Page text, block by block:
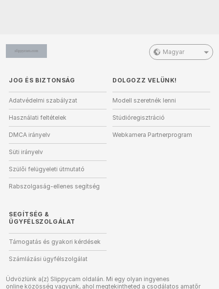
Magyar
JOG ÉS BIZTONSÁG
Adatvédelmi szabályzat
Használati feltételek
DMCA irányelv
Süti irányelv
Szülői felügyeleti útmutató
Rabszolgaság-ellenes segítség
DOLGOZZ VELÜNK!
Modell szeretnék lenni
Stúdióregisztráció
Webkamera Partnerprogram
SEGÍTSÉG &
ÜGYFÉLSZOLGÁLAT
Támogatás és gyakori kérdések
Számlázási ügyfélszolgálat
Üdvözlünk a(z) Slippycam oldalán. Mi egy olyan ingyenes
online közösség vagyunk, ahol megtekintheted a csodálatos amatőr